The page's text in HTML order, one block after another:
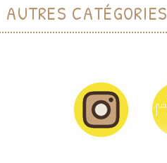
AUTRES CATÉGORIES
LUDOTHÈQUE (JEUX)
BIBLIOTHÈQUE (ALBUMS)